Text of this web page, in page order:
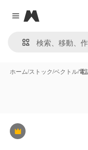
Close menu
Magnific
ホーム/ストック/ベクトル/電
Premium